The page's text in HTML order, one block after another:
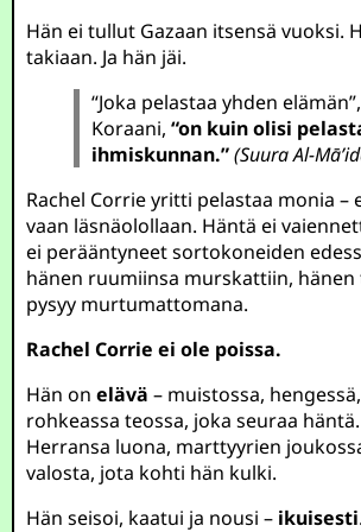
Hän ei tullut Gazaan itsensä vuoksi.
takiaan. Ja hän jäi.
“Joka pelastaa yhden
Koraani,“on kuin olisi
ihmiskunnan.” (Suura Al-
Rachel Corrie yritti pelastaa monia –
vaan läsnäolollaan. Häntä ei
ei perääntyneet sortokoneiden
hänen ruumiinsa murskattiin,
pysyy murtumattomana.
Rachel Corrie ei ole poissa.
Hän onelävä – muistossa,
rohkeassa teossa, joka seuraa
Herransa luona, marttyyrien
valosta, jota kohti hän kulki.
Hän seisoi, kaatui ja nousi – ikuisesti.